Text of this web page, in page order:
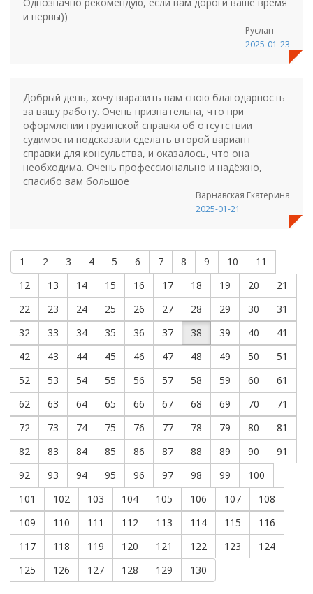
и нервы))
Руслан
2025-01-23
Добрый день, хочу выразить вам свою благодарность
за вашу работу. Очень признательна, что при
оформлении грузинской справки об отсутствии
судимости подсказали сделать второй вариант
справки для консульства, и оказалось, что она
необходима. Очень профессионально и надёжно,
спасибо вам большое
Варнавская Екатерина
2025-01-21
1 2 3 4 5 6 7 8 9 10
11
12
13 14 15 16 17 18 19 20
21
22
23 24 25 26 27 28 29 30
31
32
33 34 35 36 37 38 39 40
41
42
43 44 45 46 47 48 49 50
51
52
53 54 55 56 57 58 59 60
61
62
63 64 65 66 67 68 69 70
71
72
73 74 75 76 77 78 79 80
81
82
83 84 85 86 87 88 89 90
91
92
93 94 95 96 97 98 99
100
101
102 103 104 105 106 107
108
109
110 111 112 113 114 115
116
117
118 119 120 121 122 123
124
125
126 127 128 129 130